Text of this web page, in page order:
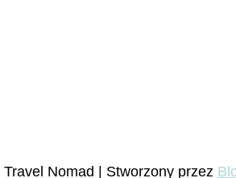
Travel Nomad | Stworzony przez